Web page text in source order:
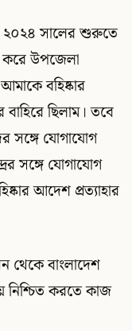
২০২৪ সালের শুরুতে
উপজেলা
বহিষ্কার
ছিলাম। তবে
সঙ্গে যোগাযোগ
সঙ্গে যোগাযোগ
আদেশ প্রত্যাহার
বাংলাদেশ
নিশ্চিত করতে কাজ